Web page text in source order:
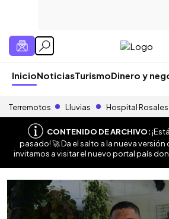
InicioNoticiasTurismoDinero y
Terremotos Lluvias Hospital Rosales
CONTENIDO DE ARCHIVO:
pasado! 🚀 Da el salto a la nueva versión
invitamos a visitar el nuevo portal país